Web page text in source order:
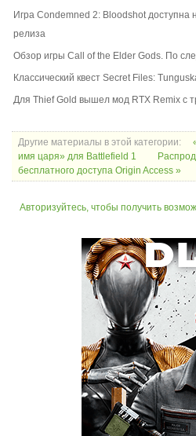
Игра Condemned 2: Bloodshot доступна
релиза
Обзор игры Call of the Elder Gods. По
Классический квест Secret Files:
Для Thief Gold вышел мод RTX Remix с
Другие материалы в этой категории:
имя царя» для Battlefield 1
бесплатного доступа Origin Access »
Авторизуйтесь, чтобы получить